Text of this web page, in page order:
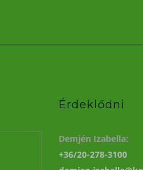
Érdeklődni
Demjén Izabella:
+36/20-278-3100